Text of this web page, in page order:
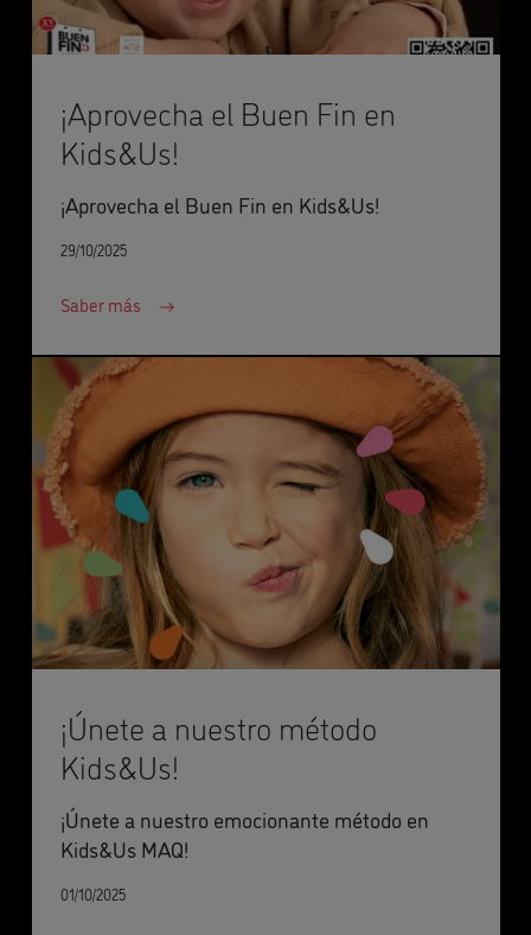
¡Aprovecha el Buen Fin en
Kids&Us!
¡Aprovecha el Buen Fin en Kids&Us!
29/10/2025
Saber más
¡Únete a nuestro método
Kids&Us!
¡Únete a nuestro emocionante método en
Kids&Us MAQ!
01/10/2025